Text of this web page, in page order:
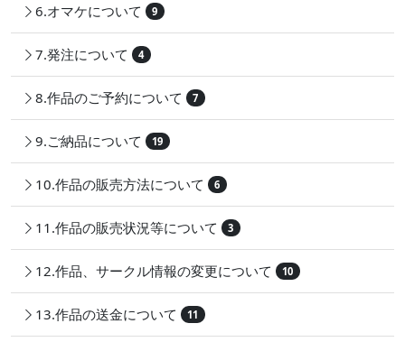
6.オマケについて 9
7.発注について 4
8.作品のご予約について 7
9.ご納品について 19
10.作品の販売方法について 6
11.作品の販売状況等について 3
12.作品、サークル情報の変更について 10
13.作品の送金について 11